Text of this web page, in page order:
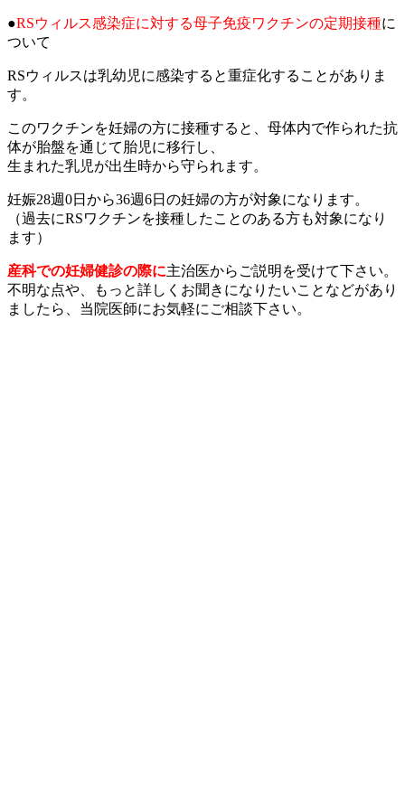
●RSウィルス感染症に対する母子免疫ワクチンの定期接種に
ついて
RSウィルスは乳幼児に感染すると重症化することがありま
す。
このワクチンを妊婦の方に接種すると、母体内で作られた抗
体が胎盤を通じて胎児に移行し、
生まれた乳児が出生時から守られます。
妊娠28週0日から36週6日の妊婦の方が対象になります。
（過去にRSワクチンを接種したことのある方も対象になり
ます）
産科での妊婦健診の際に主治医からご説明を受けて下さい。
不明な点や、もっと詳しくお聞きになりたいことなどがあり
ましたら、当院医師にお気軽にご相談下さい。